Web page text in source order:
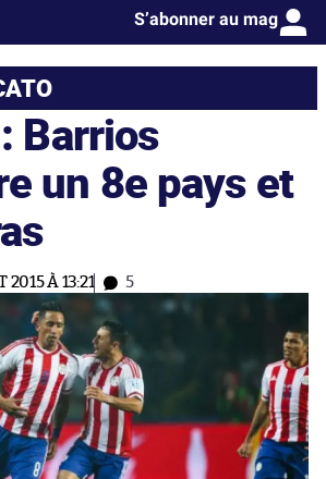
S’abonner au mag
Barrios
un 8e pays et
2015 À 13:21 5